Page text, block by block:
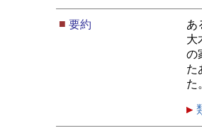
■ 要約
あ
大
の
た
た